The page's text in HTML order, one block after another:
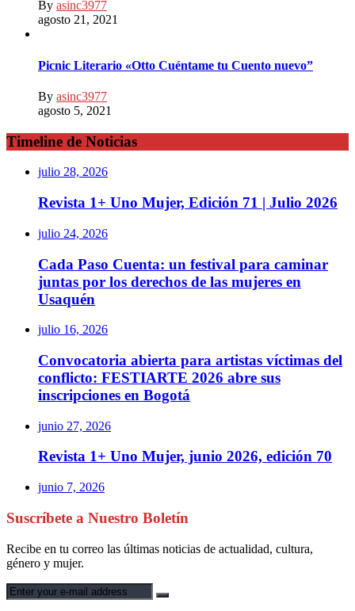
By asinc3977
agosto 21, 2021
Picnic Literario «Otto Cuéntame tu Cuento nuevo”
By asinc3977
agosto 5, 2021
Timeline de Noticias
julio 28, 2026
Revista 1+ Uno Mujer, Edición 71 | Julio 2026
julio 24, 2026
Cada Paso Cuenta: un festival para caminar
juntas por los derechos de las mujeres en
Usaquén
julio 16, 2026
Convocatoria abierta para artistas víctimas del
conflicto: FESTIARTE 2026 abre sus
inscripciones en Bogotá
junio 27, 2026
Revista 1+ Uno Mujer, junio 2026, edición 70
junio 7, 2026
Suscríbete a Nuestro Boletín
Recibe en tu correo las últimas noticias de actualidad, cultura,
género y mujer.